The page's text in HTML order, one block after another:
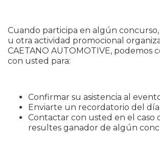
Cuando participa en algún
u otra actividad promocional
CAETANO AUTOMOTIVE, podemos
con usted para:
Confirmar su asistencia al
Enviarte un recordatorio del día
Contactar con usted en el caso
resultes ganador de algún